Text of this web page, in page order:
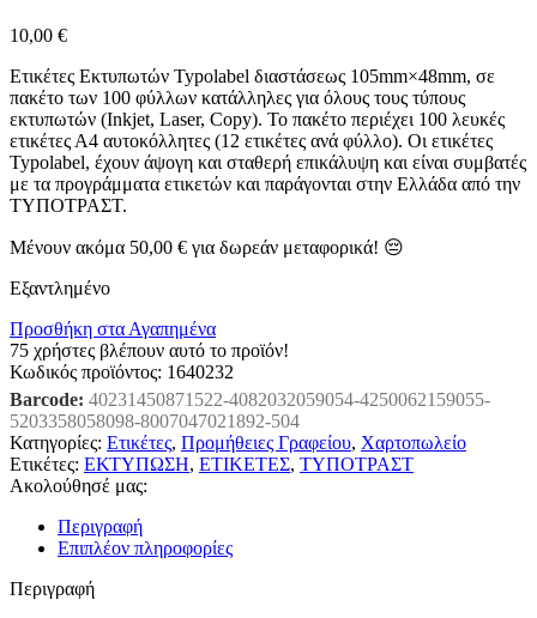
10,00 €
Ετικέτες Εκτυπωτών Typolabel διαστάσεως 105mm×48mm, σε
πακέτο των 100 φύλλων κατάλληλες για όλους τους τύπους
εκτυπωτών (Inkjet, Laser, Copy). Το πακέτο περιέχει 100 λευκές
ετικέτες Α4 αυτοκόλλητες (12 ετικέτες ανά φύλλο). Οι ετικέτες
Typolabel, έχουν άψογη και σταθερή επικάλυψη και είναι συμβατές
με τα προγράμματα ετικετών και παράγονται στην Ελλάδα από την
ΤΥΠΟΤΡΑΣΤ.
Μένουν ακόμα 50,00 € για δωρεάν μεταφορικά! 😔
Εξαντλημένο
Προσθήκη στα Αγαπημένα
75 χρήστες βλέπουν αυτό το προϊόν!
Κωδικός προϊόντος: 1640232
Barcode: 40231450871522-4082032059054-4250062159055-
5203358058098-8007047021892-504
Κατηγορίες: Ετικέτες, Προμήθειες Γραφείου, Χαρτοπωλείο
Ετικέτες: ΕΚΤΥΠΩΣΗ, ΕΤΙΚΕΤΕΣ, ΤΥΠΟΤΡΑΣΤ
Ακολούθησέ μας:
Περιγραφή
Επιπλέον πληροφορίες
Περιγραφή